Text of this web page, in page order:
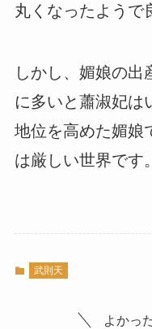
丸くなったようで
しかし、媚娘の出
に多いと蕭淑妃は
地位を高めた媚娘
は厳しい世界です。
武則天
よかっ